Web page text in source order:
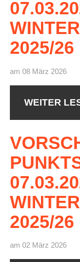
2025/26
am 08 März 2026
WEITER
2025/26
am 02 März 2026